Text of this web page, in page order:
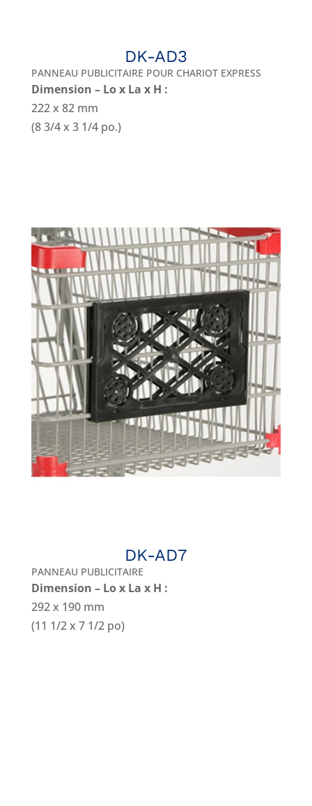
DK-AD3
PANNEAU PUBLICITAIRE POUR CHARIOT EXPRESS
Dimension – Lo x La x H :
222 x 82 mm
(8 3/4 x 3 1/4 po.)
DK-AD7
PANNEAU PUBLICITAIRE
Dimension – Lo x La x H :
292 x 190 mm
(11 1/2 x 7 1/2 po)